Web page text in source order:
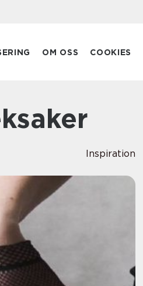
OM OSS COOKIES
Inspiration